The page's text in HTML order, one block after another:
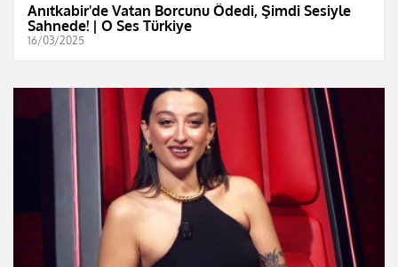
Anıtkabir'de Vatan Borcunu Ödedi, Şimdi Sesiyle
Sahnede! | O Ses Türkiye
16/03/2025